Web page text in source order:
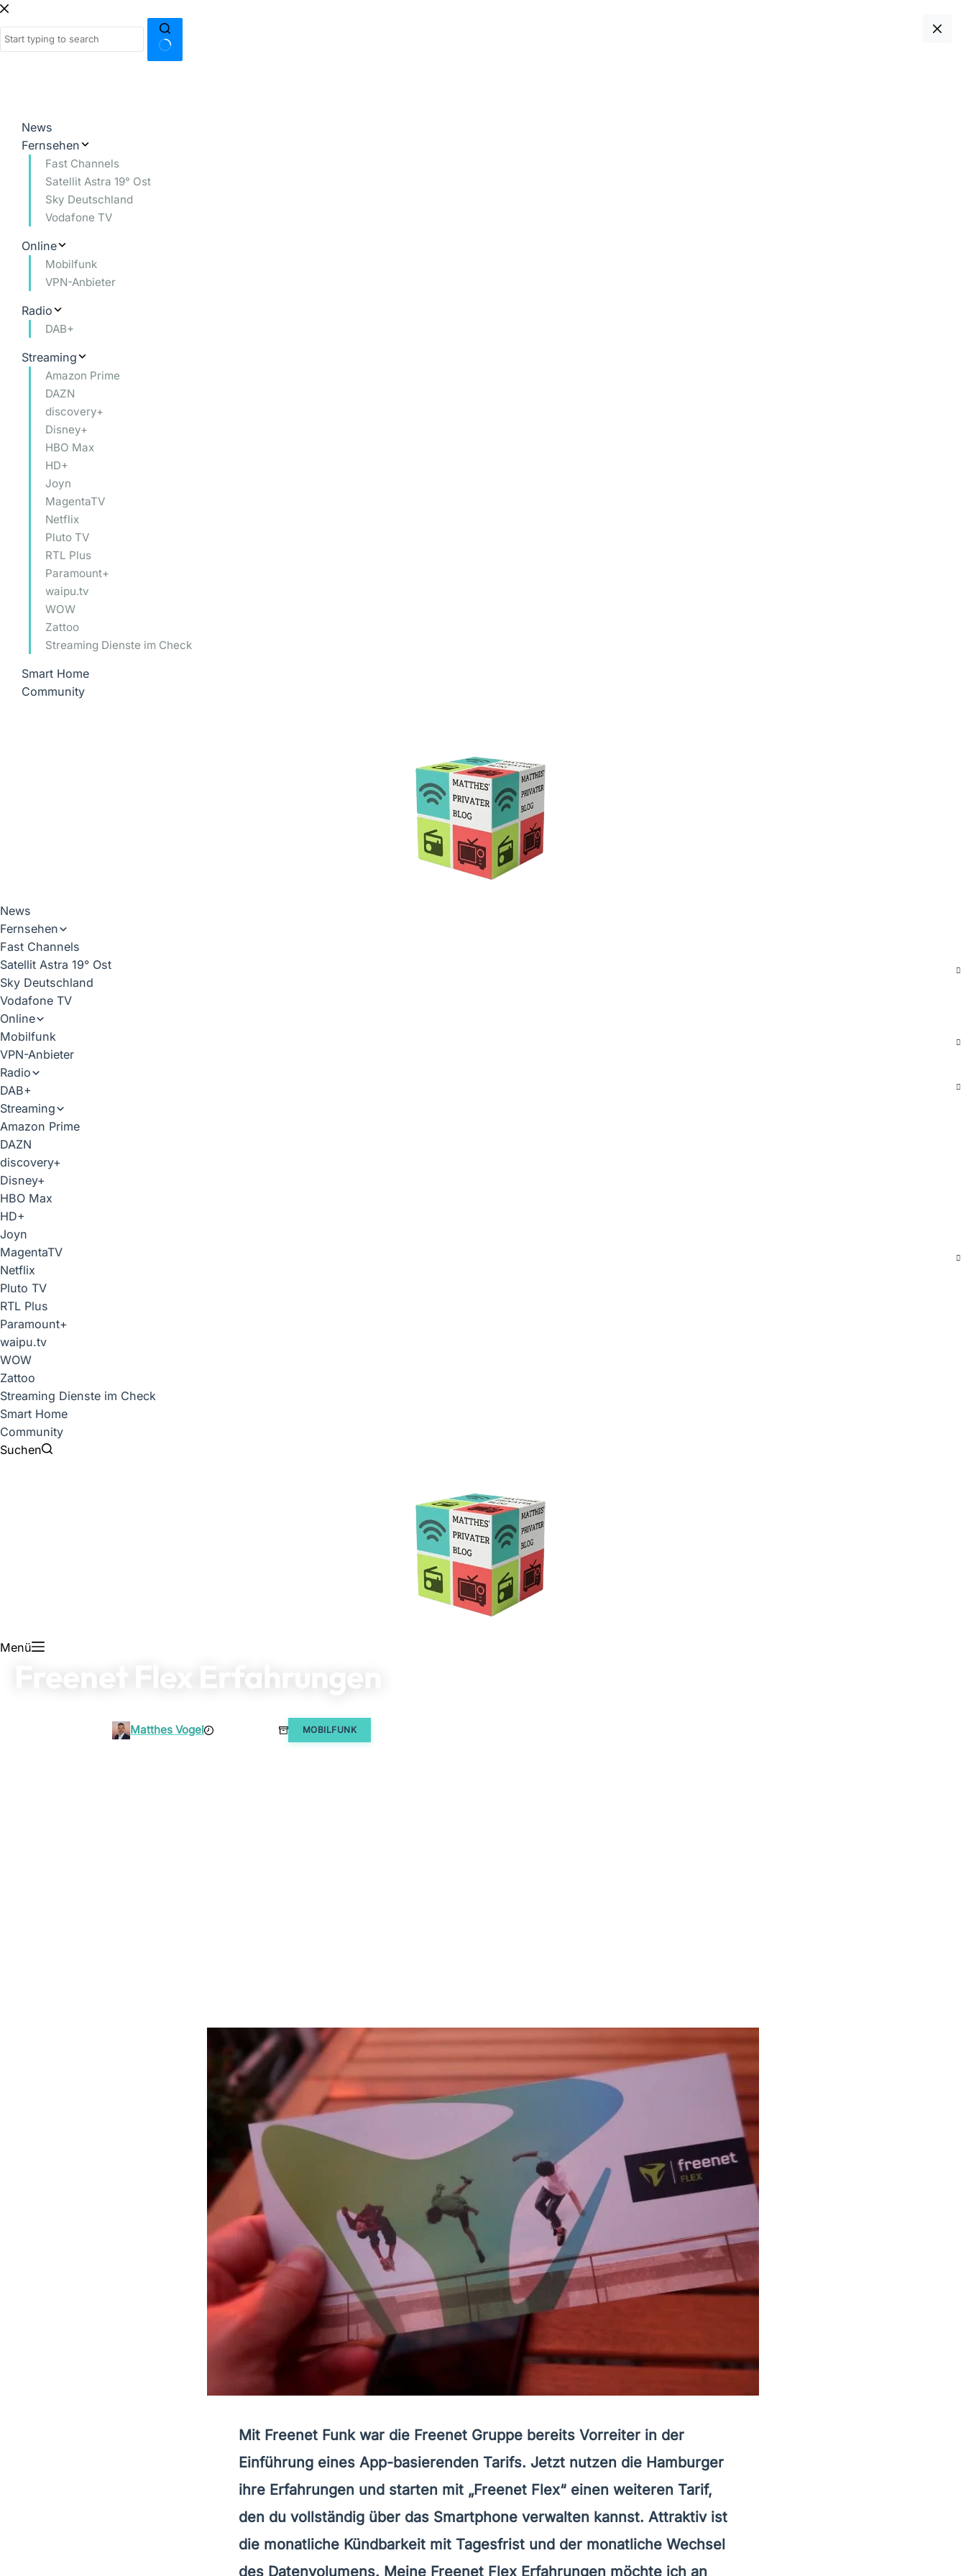
Zum
Inhalt
springen
News
Fernsehen
Fast Channels
Satellit Astra 19° Ost
Sky Deutschland
Vodafone TV
Online
Mobilfunk
VPN-Anbieter
Radio
DAB+
Streaming
Amazon Prime
DAZN
discovery+
Disney+
HBO Max
HD+
Joyn
MagentaTV
Netflix
Pluto TV
RTL Plus
Paramount+
waipu.tv
WOW
Zattoo
Streaming Dienste im Check
Smart Home
Community
News
Fernsehen
Fast Channels
Satellit Astra 19° Ost
Sky Deutschland
Vodafone TV
Online
Mobilfunk
VPN-Anbieter
Radio
DAB+
Streaming
Amazon Prime
DAZN
discovery+
Disney+
HBO Max
HD+
Joyn
MagentaTV
Netflix
Pluto TV
RTL Plus
Paramount+
waipu.tv
WOW
Zattoo
Streaming Dienste im Check
Smart Home
Community
Suchen
Menü
Freenet Flex Erfahrungen
Matthes Vogel 9. April 2023 MOBILFUNK
Mit Freenet Funk war die Freenet Gruppe bereits Vorreiter in der
Einführung eines App-basierenden Tarifs. Jetzt nutzen die Hamburger
ihre Erfahrungen und starten mit „Freenet Flex“ einen weiteren Tarif,
den du vollständig über das Smartphone verwalten kannst. Attraktiv ist
die monatliche Kündbarkeit mit Tagesfrist und der monatliche Wechsel
des Datenvolumens. Meine Freenet Flex Erfahrungen möchte ich an